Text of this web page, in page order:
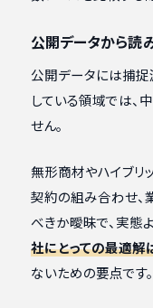
公開データから読
公開データには捕
している領域では
せん。
無形商材やハイブリ
契約の組み合わせ、
べきか曖昧で、実態
社にとっての最適解
ないための要点です。